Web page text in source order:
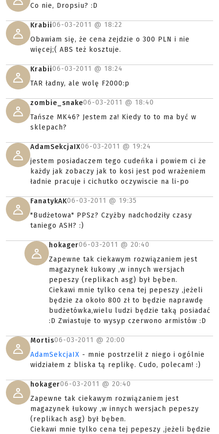
Co nie, Dropsiu? :D
Krabii06-03-2011 @ 18:22
Obawiam się, że cena zejdzie o 300 PLN i nie
więcej;( ABS też kosztuje.
Krabii06-03-2011 @ 18:24
TAR ładny, ale wolę F2000:p
zombie_snake06-03-2011 @ 18:40
Tańsze MK46? Jestem za! Kiedy to to ma być w
sklepach?
AdamSekcjaIX06-03-2011 @ 19:24
jestem posiadaczem tego cudeńka i powiem ci że
każdy jak zobaczy jak to kosi jest pod wrażeniem
ładnie pracuje i cichutko oczywiscie na li-po
FanatykAK06-03-2011 @ 19:35
"Budżetowa" PPSz? Czyżby nadchodziły czasy
taniego ASH? :)
hokager06-03-2011 @ 20:40
Zapewne tak ciekawym rozwiązaniem jest
magazynek łukowy ,w innych wersjach
pepeszy (replikach asg) był bęben.
Ciekawi mnie tylko cena tej pepeszy ,jeżeli
będzie za około 800 zł to będzie naprawdę
budżetówka,wielu ludzi będzie taką posiadać
:D Zwiastuje to wysyp czerwono armistów :D
Mortis06-03-2011 @ 20:00
AdamSekcjaIX - mnie postrzelił z niego i ogólnie
widziałem z bliska tą replikę. Cudo, polecam! :)
hokager06-03-2011 @ 20:40
Zapewne tak ciekawym rozwiązaniem jest
magazynek łukowy ,w innych wersjach pepeszy
(replikach asg) był bęben.
Ciekawi mnie tylko cena tej pepeszy ,jeżeli będzie